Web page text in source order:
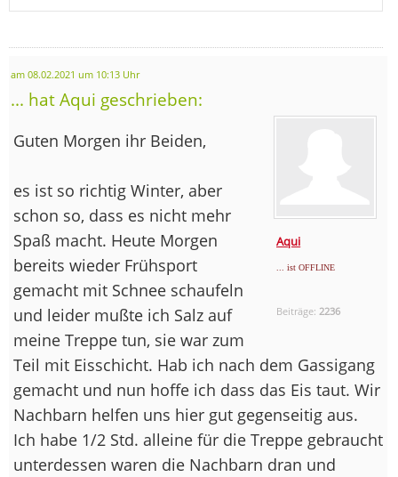
am 08.02.2021 um 10:13 Uhr
... hat Aqui geschrieben:
Aqui
... ist OFFLINE
Beiträge: 2236
Guten Morgen ihr Beiden,
es ist so richtig Winter, aber
schon so, dass es nicht mehr
Spaß macht. Heute Morgen
bereits wieder Frühsport
gemacht mit Schnee schaufeln
und leider mußte ich Salz auf
meine Treppe tun, sie war zum
Teil mit Eisschicht. Hab ich nach dem Gassigang
gemacht und nun hoffe ich dass das Eis taut. Wir
Nachbarn helfen uns hier gut gegenseitig aus.
Ich habe 1/2 Std. alleine für die Treppe gebraucht
unterdessen waren die Nachbarn dran und